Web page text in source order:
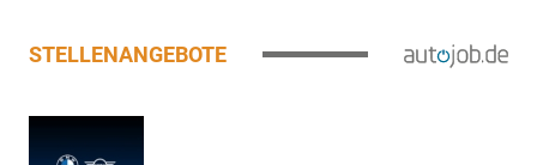
STELLENANGEBOTE